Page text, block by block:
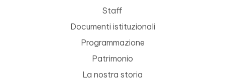
Staff
Documenti istituzionali
Programmazione
Patrimonio
La nostra storia